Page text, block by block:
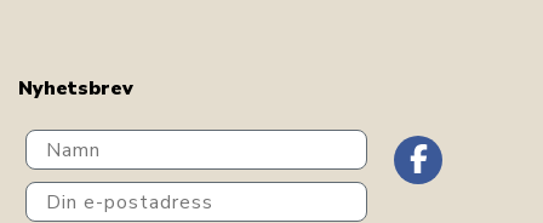
Nyhetsbrev
Navn
Din e-postadress